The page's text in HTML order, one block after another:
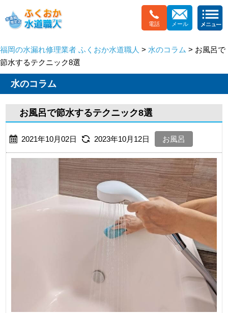
電話 メール
福岡の水漏れ修理業者 ふくおか水道職人 > 水のコラム > お風呂で
節水するテクニック8選
水のコラム
お風呂で節水するテクニック8選
2021年10月02日 2023年10月12日 お風呂